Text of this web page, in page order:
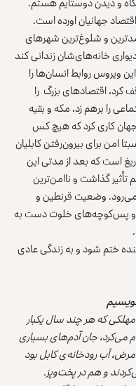
جهانیان اورده است.
و شلوغ‌ترین شهرهای
خانه‌های‌شان زندانی کند
ویروس روابط انسان‌ها را
کرد، اقتصادهای بزرگ را
را برهم زد، مکه و بقیه
جهان کاری کرد که هیچ کس
امن برای بیرون‌رفتن‌ کابلیان
است که بعد از مدتی این
گذاشت و ناامن‌ترین
وضعیت قرنطین و
و پس‌کوچه‌های خلوت دست به
ختم شود و به زندگی عادی
و مهلکی که هر چند سال یکبار
می‌کرد، جان آدم‌های بسیاری
آب رودخانه‌ی کابل بود
و هم در پخت‌وپز.